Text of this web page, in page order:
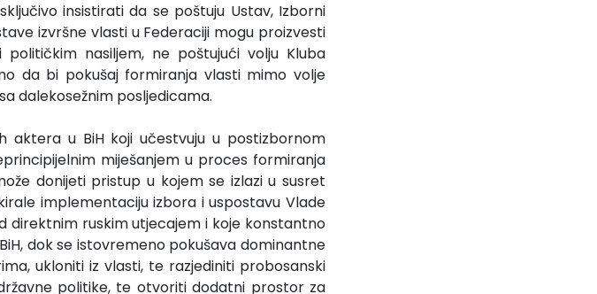
insistirati da se poštuju Ustav, Izborni
izvršne vlasti u Federaciji mogu proizvesti
nasiljem, ne poštujući volju Kluba
da bi pokušaj formiranja vlasti mimo volje
dalekosežnim posljedicama.
aktera u BiH koji učestvuju u postizbornom
miješanjem u proces formiranja
donijeti pristup u kojem se izlazi u susret
implementaciju izbora i uspostavu Vlade
direktnim ruskim utjecajem i koje konstantno
dok se istovremeno pokušava dominantne
ukloniti iz vlasti, te razjediniti probosanski
politike, te otvoriti dodatni prostor za